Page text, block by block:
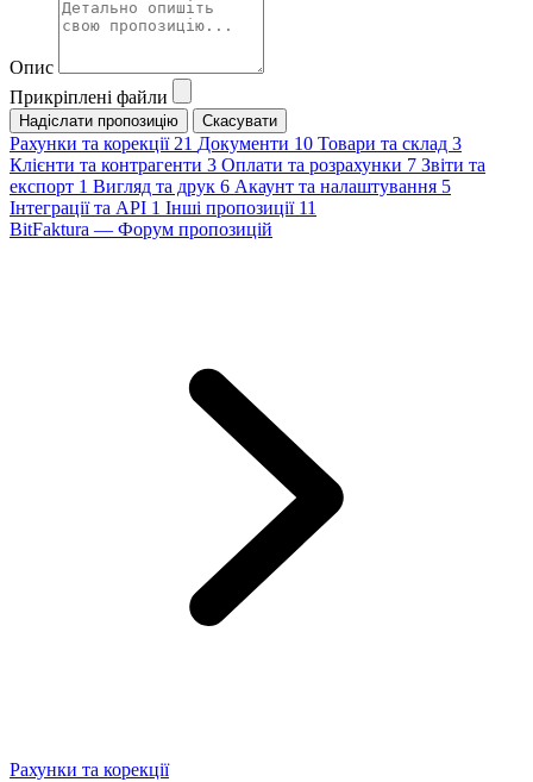
Опис
Прикріплені файли
Скасувати
Рахунки та корекції 21 Документи 10 Товари та склад 3
Клієнти та контрагенти 3 Оплати та розрахунки 7 Звіти та
експорт 1 Вигляд та друк 6 Акаунт та налаштування 5
Інтеграції та API 1 Інші пропозиції 11
BitFaktura — Форум пропозицій
Рахунки та корекції